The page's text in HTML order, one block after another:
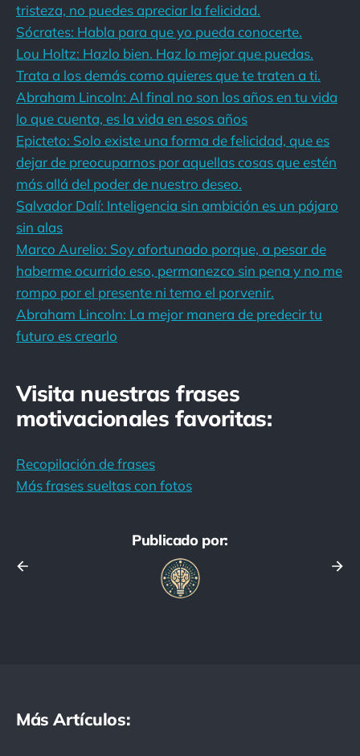
tristeza, no puedes apreciar la felicidad.
Sócrates: Habla para que yo pueda conocerte.
Lou Holtz: Hazlo bien. Haz lo mejor que puedas.
Trata a los demás como quieres que te traten a ti.
Abraham Lincoln: Al final no son los años en tu vida
lo que cuenta, es la vida en esos años
Epicteto: Solo existe una forma de felicidad, que es
dejar de preocuparnos por aquellas cosas que estén
más allá del poder de nuestro deseo.
Salvador Dalí: Inteligencia sin ambición es un pájaro
sin alas
Marco Aurelio: Soy afortunado porque, a pesar de
haberme ocurrido eso, permanezco sin pena y no me
rompo por el presente ni temo el porvenir.
Abraham Lincoln: La mejor manera de predecir tu
futuro es crearlo
Visita nuestras frases
motivacionales favoritas:
Recopilación de frases
Más frases sueltas con fotos
Publicado por:
Más Artículos: